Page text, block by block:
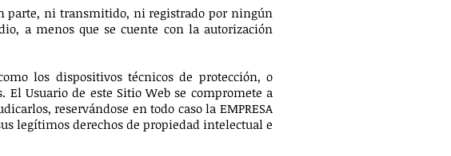
parte, ni transmitido, ni registrado por ningún
a menos que se cuente con la autorización
los dispositivos técnicos de protección, o
Usuario de este Sitio Web se compromete a
reservándose en todo caso la EMPRESA
legítimos derechos de propiedad intelectual e